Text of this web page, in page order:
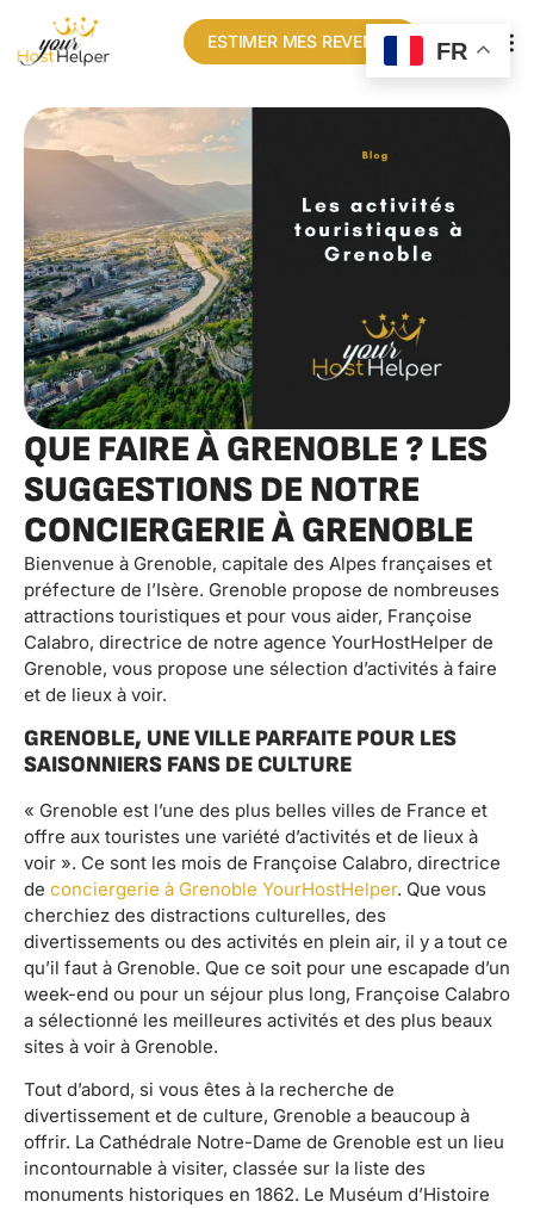
ESTIMER MES REVENUS
QUE FAIRE À GRENOBLE ? LES
SUGGESTIONS DE NOTRE
CONCIERGERIE À GRENOBLE
Bienvenue à Grenoble, capitale des Alpes françaises et
préfecture de l’Isère. Grenoble propose de nombreuses
attractions touristiques et pour vous aider, Françoise
Calabro, directrice de notre agence YourHostHelper de
Grenoble, vous propose une sélection d’activités à faire
et de lieux à voir.
GRENOBLE, UNE VILLE PARFAITE POUR LES
SAISONNIERS FANS DE CULTURE
« Grenoble est l’une des plus belles villes de France et
offre aux touristes une variété d’activités et de lieux à
voir ». Ce sont les mois de Françoise Calabro, directrice
de conciergerie à Grenoble YourHostHelper. Que vous
cherchiez des distractions culturelles, des
divertissements ou des activités en plein air, il y a tout ce
qu’il faut à Grenoble. Que ce soit pour une escapade d’un
week-end ou pour un séjour plus long, Françoise Calabro
a sélectionné les meilleures activités et des plus beaux
sites à voir à Grenoble.
Tout d’abord, si vous êtes à la recherche de
divertissement et de culture, Grenoble a beaucoup à
offrir. La Cathédrale Notre-Dame de Grenoble est un lieu
incontournable à visiter, classée sur la liste des
monuments historiques en 1862. Le Muséum d’Histoire
FR